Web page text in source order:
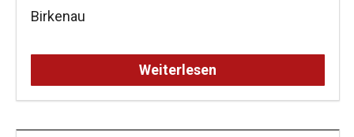
Birkenau
Weiterlesen